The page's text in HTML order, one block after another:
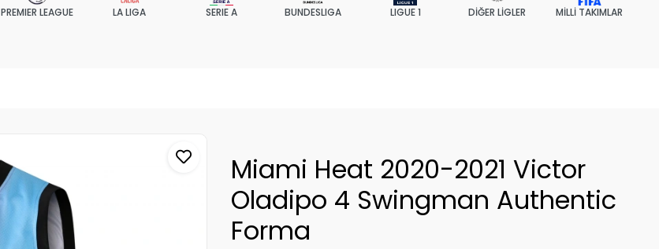
PREMIER LEAGUE LA LIGA SERIE A BUNDESLIGA LIGUE 1 DİĞER LİGLER MİLLİ TAKIMLAR
Miami Heat 2020-2021 Victor
Oladipo 4 Swingman Authentic
Forma